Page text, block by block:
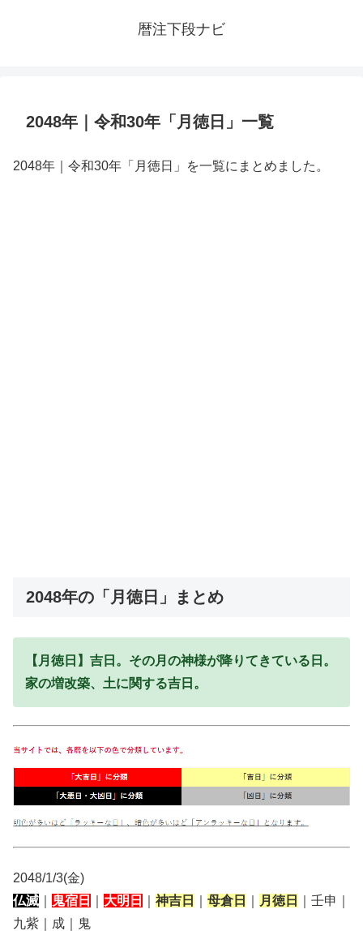
暦注下段ナビ
2048年｜令和30年「月徳日」一覧
2048年｜令和30年「月徳日」を一覧にまとめました。
2048年の「月徳日」まとめ
【月徳日】吉日。その月の神様が降りてきている日。
家の増改築、土に関する吉日。
2048/1/3(金)
仏滅
鬼宿日 大明日 神吉日 母倉日 月徳日
｜壬申｜
九紫｜成｜鬼